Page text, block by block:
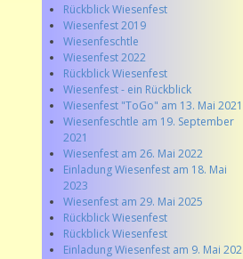
Rückblick Wiesenfest
Wiesenfest 2019
Wiesenfeschtle
Wiesenfest 2022
Rückblick Wiesenfest
Wiesenfest - ein Rückblick
Wiesenfest "ToGo" am 13. Mai 2021
Wiesenfeschtle am 19. September
2021
Wiesenfest am 26. Mai 2022
Einladung Wiesenfest am 18. Mai
2023
Wiesenfest am 29. Mai 2025
Rückblick Wiesenfest
Rückblick Wiesenfest
Einladung Wiesenfest am 9. Mai